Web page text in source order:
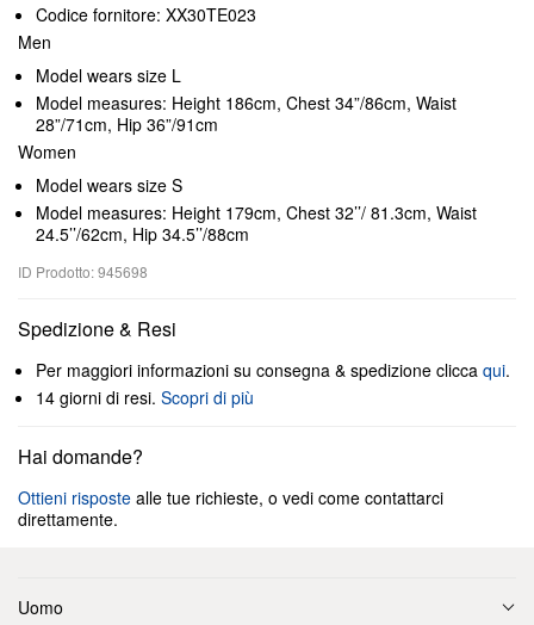
Codice fornitore: XX30TE023
Men
Model wears size L
Model measures: Height 186cm, Chest 34”/86cm, Waist
28”/71cm, Hip 36”/91cm
Women
Model wears size S
Model measures: Height 179cm, Chest 32’’/ 81.3cm, Waist
24.5’’/62cm, Hip 34.5’’/88cm
ID Prodotto: 945698
Spedizione & Resi
Per maggiori informazioni su consegna & spedizione clicca qui.
14 giorni di resi. Scopri di più
Hai domande?
Ottieni risposte alle tue richieste, o vedi come contattarci
direttamente.
Uomo